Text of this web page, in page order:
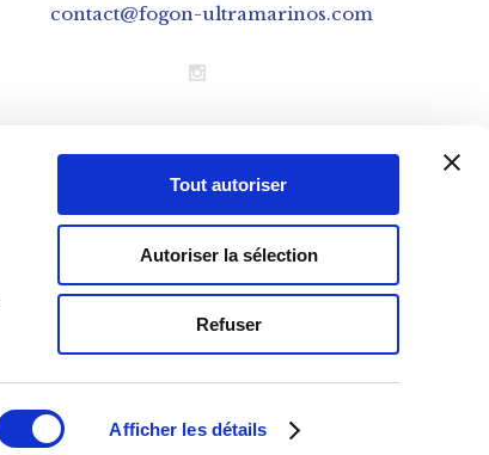
Afficher les détails
Tout autoriser
Autoriser la sélection
Refuser
contact@fogon-ultramarinos.com
CGV – Conditions Générales de Vente
Cookies